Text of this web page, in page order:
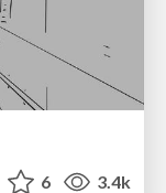
6 3.4k